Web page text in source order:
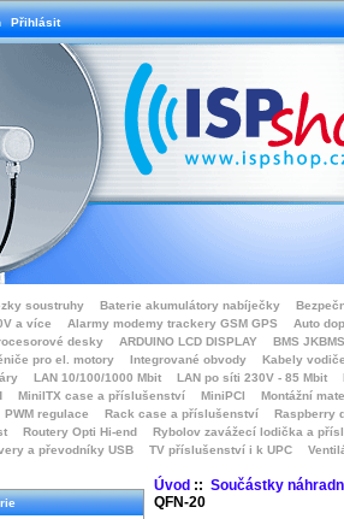
Přihlásit
soustruhy Baterie akumulátory nabíječky
a více
Alarmy modemy trackery GSM GPS
Auto
desky
ARDUINO LCD DISPLAY
BMS
pro el. motory
Integrované obvody
Kabely
LAN 10/100/1000 Mbit LAN po síti 230V - 85 Mbit
MiniITX case a příslušenství MiniPCI
Montážní
PWM regulace Rack case a příslušenství
Raspberry
Routery Opti Hi-end
Rybolov zavážecí lodička a přísl
a převodníky USB
TV příslušenství i k UPC
Úvod:: Součástky
QFN-20